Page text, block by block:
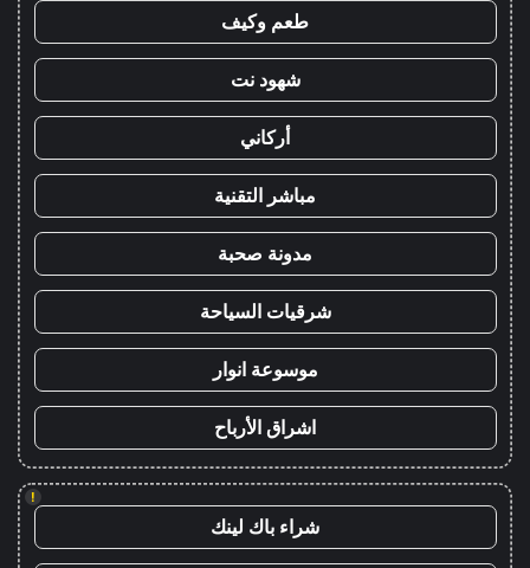
طعم وكيف
شهود نت
أركاني
مباشر التقنية
مدونة صحبة
شرقيات السياحة
موسوعة انوار
اشراق الأرباح
!
شراء باك لينك